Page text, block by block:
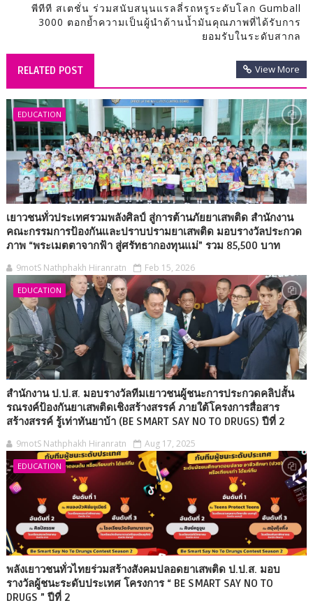
พีทีที สเตชั่น ร่วมสนับสนุนแรลลี่รถหรูระดับโลก Gumball
3000 ตอกย้ำความเป็นผู้นำด้านน้ำมันคุณภาพที่ได้รับการ
ยอมรับในระดับสากล
RELATED POST View More
EDUCATION
เยาวชนทั่วประเทศรวมพลังศิลป์ สู่การต้านภัยยาเสพติด สำนักงาน
คณะกรรมการป้องกันและปราบปรามยาเสพติด มอบรางวัลประกวด
ภาพ “พระเมตตาจากฟ้า สู่ศรัทธากองทุนแม่” รวม 85,500 บาท
9motS Nathphakh Hiranratn Feb 15, 2026
EDUCATION
สำนักงาน ป.ป.ส. มอบรางวัลทีมเยาวชนผู้ชนะการประกวดคลิปสั้น
รณรงค์ป้องกันยาเสพติดเชิงสร้างสรรค์ ภายใต้โครงการสื่อสาร
สร้างสรรค์ รู้เท่าทันยาบ้า (BE SMART SAY NO TO DRUGS) ปีที่ 2
9motS Nathphakh Hiranratn Aug 17, 2025
EDUCATION
พลังเยาวชนทั่วไทยร่วมสร้างสังคมปลอดยาเสพติด ป.ป.ส. มอบ
รางวัลผู้ชนะระดับประเทศ โครงการ “ BE SMART SAY NO TO
DRUGS ” ปีที่ 2